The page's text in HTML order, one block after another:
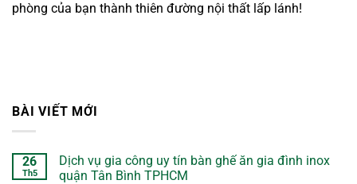
phòng của bạn thành thiên đường nội thất lấp lánh!
BÀI VIẾT MỚI
26
Th5
Dịch vụ gia công uy tín bàn ghế ăn gia đình inox
quận Tân Bình TPHCM